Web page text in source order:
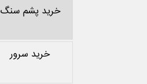
خرید پشم سنگ
خرید سرور